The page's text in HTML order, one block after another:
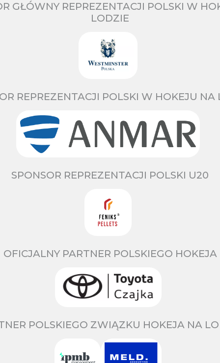
GŁÓWNY REPREZENTACJI POLSKI W
LODZIE
REPREZENTACJI POLSKI W HOKEJU NA
SPONSOR REPREZENTACJI POLSKI U20
OFICJALNY PARTNER POLSKIEGO HOKEJA
POLSKIEGO ZWIĄZKU HOKEJA NA